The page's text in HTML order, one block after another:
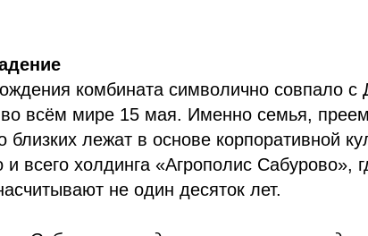
комбината символично совпало
во всём мире 15 мая. Именно семья,
близких лежат в основе корпоративной
всего холдинга «Агрополис Сабурово»,
не один десяток лет.